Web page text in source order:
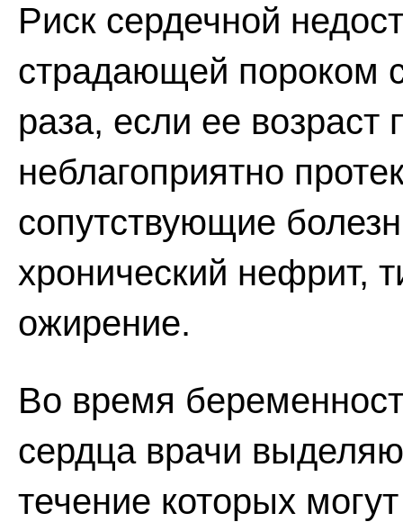
Риск сердечной
страдающей пороком
раза, если ее
неблагоприятно
сопутствующие
хронический нефрит,
ожирение.
Во время
сердца врачи
течение которых